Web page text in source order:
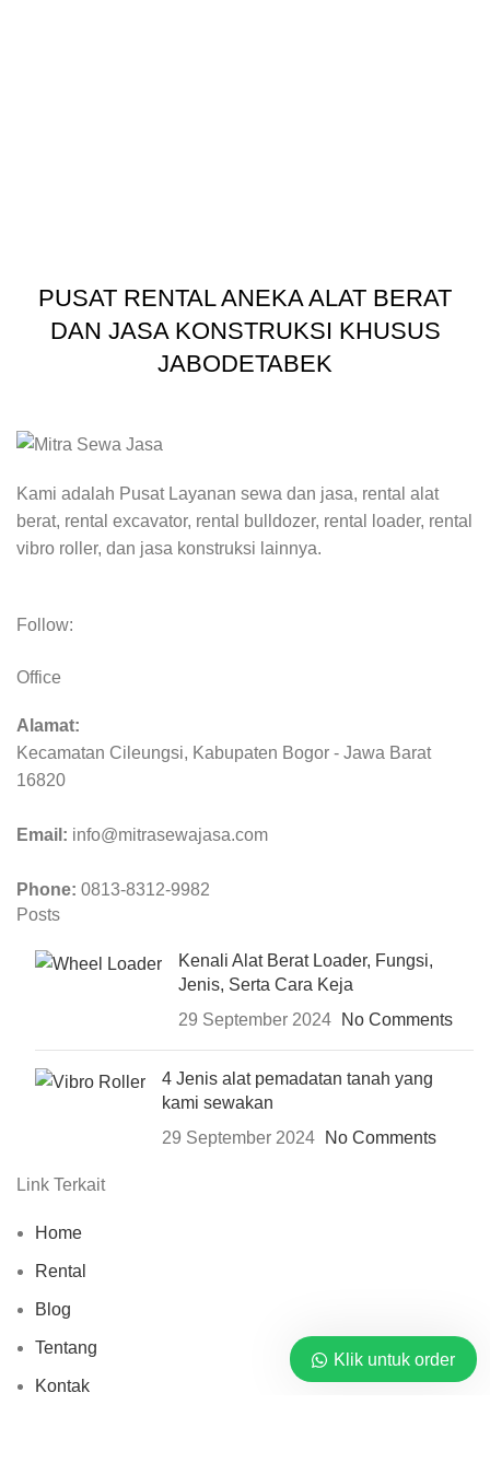
PUSAT RENTAL ANEKA ALAT BERAT
DAN JASA KONSTRUKSI KHUSUS
JABODETABEK
Kami adalah Pusat Layanan sewa dan jasa, rental alat
berat, rental excavator, rental bulldozer, rental loader, rental
vibro roller, dan jasa konstruksi lainnya.
Follow:
Office
Alamat:
Kecamatan Cileungsi, Kabupaten Bogor - Jawa Barat
16820
Email: info@mitrasewajasa.com
Phone: 0813-8312-9982
Posts
Kenali Alat Berat Loader, Fungsi,
Jenis, Serta Cara Keja
29 September 2024
No Comments
4 Jenis alat pemadatan tanah yang
kami sewakan
29 September 2024
No Comments
Link Terkait
Home
Rental
Blog
Tentang
Kontak
Klik untuk order